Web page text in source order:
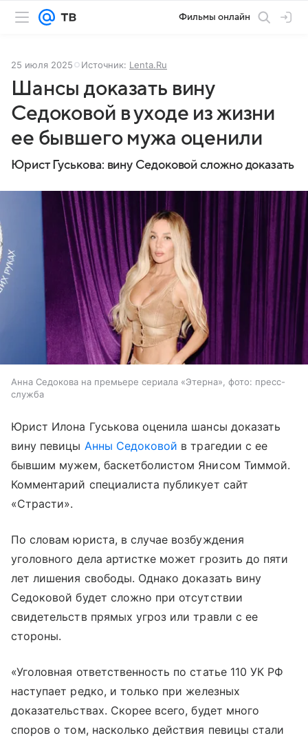
Фильмы онлайн
25 июля 2025 Источник: Lenta.Ru
Шансы доказать вину
Седоковой в уходе из жизни
ее бывшего мужа оценили
Юрист Гуськова: вину Седоковой сложно доказать
Анна Седокова на премьере сериала «Этерна», фото: пресс-
служба
Юрист Илона Гуськова оценила шансы доказать
вину певицы Анны Седоковой в трагедии с ее
бывшим мужем, баскетболистом Янисом Тиммой.
Комментарий специалиста публикует сайт
«Страсти».
По словам юриста, в случае возбуждения
уголовного дела артистке может грозить до пяти
лет лишения свободы. Однако доказать вину
Седоковой будет сложно при отсутствии
свидетельств прямых угроз или травли с ее
стороны.
«Уголовная ответственность по статье 110 УК РФ
наступает редко, и только при железных
доказательствах. Скорее всего, будет много
споров о том, насколько действия певицы стали